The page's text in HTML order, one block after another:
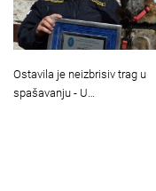
Ostavila je neizbrisiv trag u
spašavanju - U…